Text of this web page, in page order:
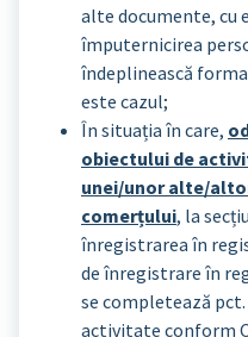
alte documente, cu
împuternicirea
îndeplinească
este cazul;
În situația în care,
obiectului de
unei/unor alte/
comerțului, la
înregistrarea în
de înregistrare în
se completează
activitate conform